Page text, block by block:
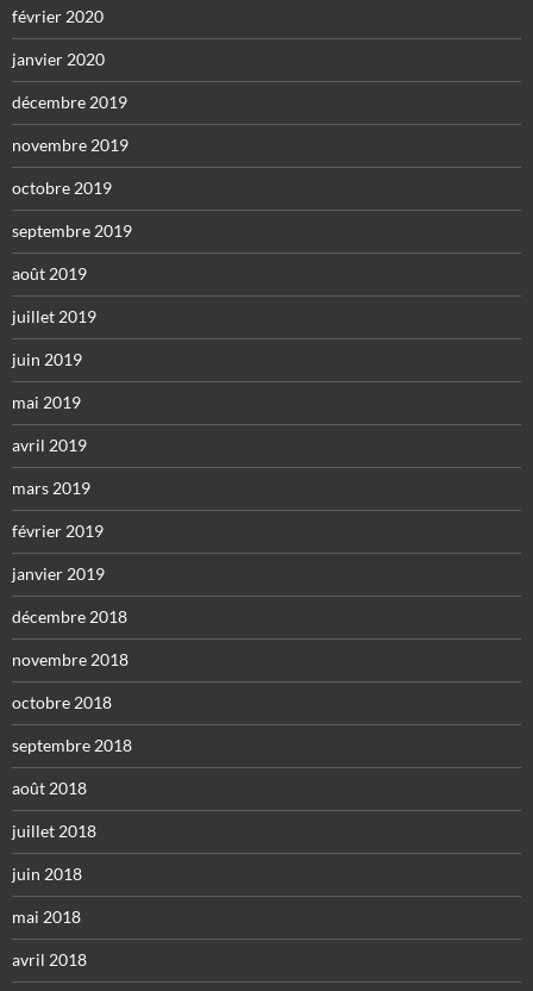
février 2020
janvier 2020
décembre 2019
novembre 2019
octobre 2019
septembre 2019
août 2019
juillet 2019
juin 2019
mai 2019
avril 2019
mars 2019
février 2019
janvier 2019
décembre 2018
novembre 2018
octobre 2018
septembre 2018
août 2018
juillet 2018
juin 2018
mai 2018
avril 2018